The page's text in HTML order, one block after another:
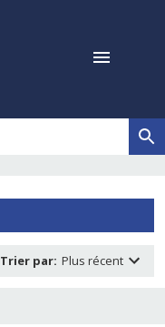
Trier par: Plus récent